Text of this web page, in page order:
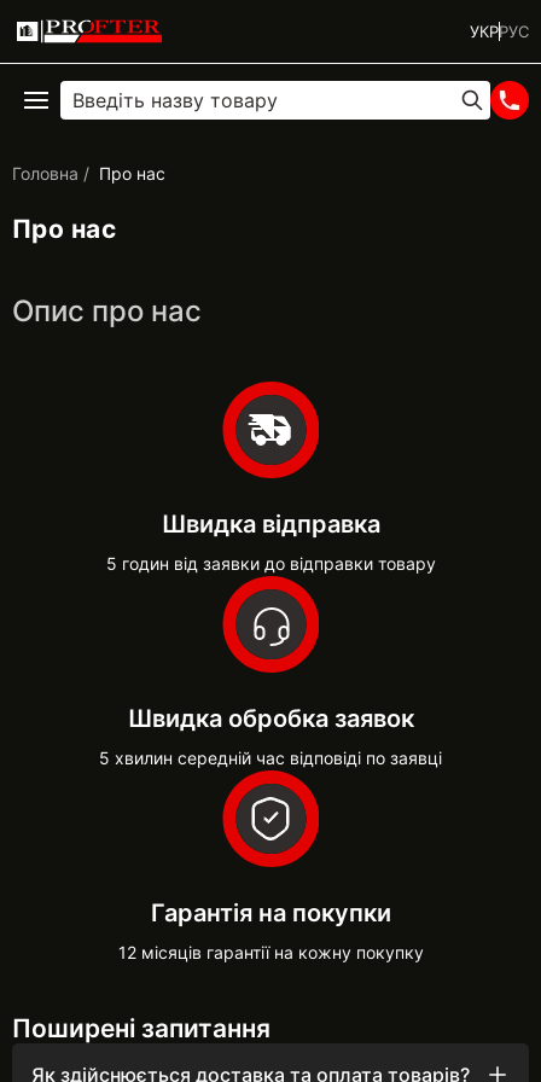
УКРРУС
Головна Про нас
Про нас
Опис про нас
Швидка відправка
5 годин від заявки до відправки товару
Швидка обробка заявок
5 хвилин середній час відповіді по заявці
Гарантія на покупки
12 місяців гарантії на кожну покупку
Поширені запитання
Як здійснюється доставка та оплата товарів?